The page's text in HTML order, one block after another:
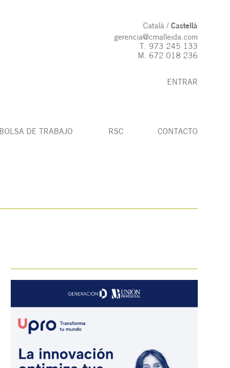
Català
Castellà
gerencia@cmalleida.com
T. 973 245 133
M. 672 018 236
ENTRAR
BOLSA DE TRABAJO RSC CONTACTO